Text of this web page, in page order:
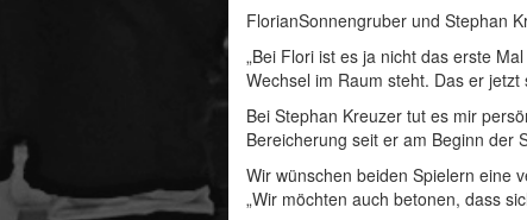
FlorianSonnengruber und Stephan
„Bei Flori ist es ja nicht das erste
Wechsel im Raum steht. Das er
Bei Stephan Kreuzer tut es mir
Bereicherung seit er am Beginn der
Wir wünschen beiden Spielern eine
„Wir möchten auch betonen, dass